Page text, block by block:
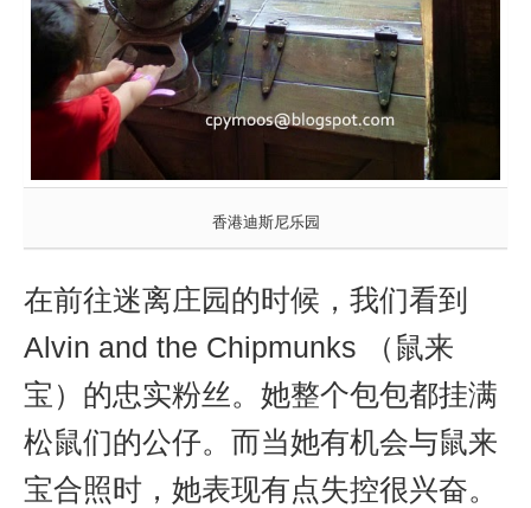
香港迪斯尼乐园
在前往迷离庄园的时候，我们看到
Alvin and the Chipmunks （鼠来
宝）的忠实粉丝。她整个包包都挂满
松鼠们的公仔。而当她有机会与鼠来
宝合照时，她表现有点失控很兴奋。